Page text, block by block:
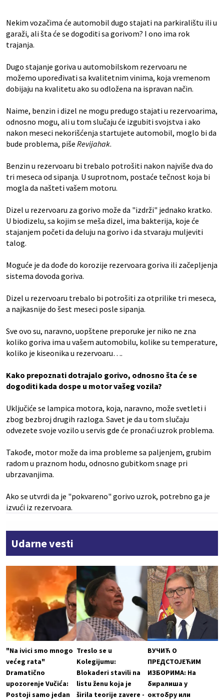
Nekim vozačima će automobil dugo stajati na parkiralištu ili u
garaži, ali šta će se dogoditi sa gorivom? I ono ima rok
trajanja.
Dugo stajanje goriva u automobilskom rezervoaru ne
možemo upoređivati sa kvalitetnim vinima, koja vremenom
dobijaju na kvalitetu ako su odložena na ispravan način.
Naime, benzin i dizel ne mogu predugo stajati u rezervoarima,
odnosno mogu, ali u tom slučaju će izgubiti svojstva i ako
nakon meseci nekorišćenja startujete automobil, moglo bi da
bude problema, piše Revijahak.
Benzin u rezervoaru bi trebalo potrošiti nakon najviše dva do
tri meseca od sipanja. U suprotnom, postaće tečnost koja bi
mogla da našteti vašem motoru.
Dizel u rezervoaru za gorivo može da "izdrži" jednako kratko.
U biodizelu, sa kojim se meša dizel, ima bakterija, koje će
stajanjem početi da deluju na gorivo i da stvaraju muljeviti
talog.
Moguće je da dođe do korozije rezervoara goriva ili začepljenja
sistema dovoda goriva.
Dizel u rezervoaru trebalo bi potrošiti za otprilike tri meseca,
a najkasnije do šest meseci posle sipanja.
Sve ovo su, naravno, uopštene preporuke jer niko ne zna
koliko goriva ima u vašem automobilu, kolike su temperature,
koliko je kiseonika u rezervoaru….
Kako prepoznati dotrajalo gorivo, odnosno šta će se
dogoditi kada dospe u motor vašeg vozila?
Uključiće se lampica motora, koja, naravno, može svetleti i
zbog bezbroj drugih razloga. Savet je da u tom slučaju
odvezete svoje vozilo u servis gde će pronaći uzrok problema.
Takođe, motor može da ima probleme sa paljenjem, grubim
radom u praznom hodu, odnosno gubitkom snage pri
ubrzavanjima.
Ako se utvrdi da je "pokvareno" gorivo uzrok, potrebno ga je
izvući iz rezervoara.
Udarne vesti
"Na ivici smo mnogo
većeg rata"
Dramatično
upozorenje Vučića:
Postoji samo jedan
Treslo se u
Kolegijumu:
Blokaderi stavili na
listu ženu koja je
širila teorije zavere -
ВУЧИЋ О
ПРЕДСТОЈЕЋИМ
ИЗБОРИМА: На
биралиша у
октобру или